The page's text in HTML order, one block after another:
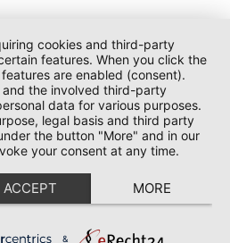
cookies and third-party
features. When you click the
are enabled (consent).
the involved third-party
data for various purposes.
legal basis and third party
the button "More" and in our
your consent at any time.
ACCEPT MORE
&